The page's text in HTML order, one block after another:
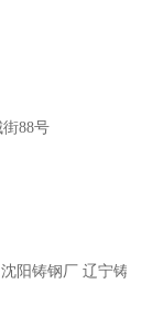
88号
阳铸钢厂 辽宁铸造